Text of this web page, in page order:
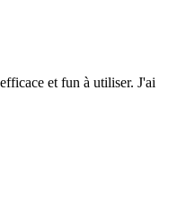
et fun à utiliser. J'ai